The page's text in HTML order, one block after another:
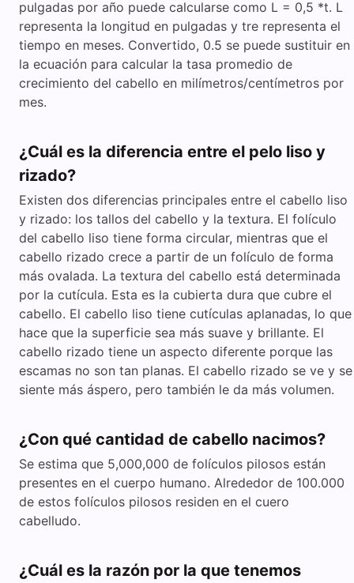
pulgadas por año puede calcularse como L = 0,5 *t. L
representa la longitud en pulgadas y tre representa el
tiempo en meses. Convertido, 0.5 se puede sustituir en
la ecuación para calcular la tasa promedio de
crecimiento del cabello en milímetros/centímetros por
mes.
¿Cuál es la diferencia entre el pelo liso y
rizado?
Existen dos diferencias principales entre el cabello liso
y rizado: los tallos del cabello y la textura. El folículo
del cabello liso tiene forma circular, mientras que el
cabello rizado crece a partir de un folículo de forma
más ovalada. La textura del cabello está determinada
por la cutícula. Esta es la cubierta dura que cubre el
cabello. El cabello liso tiene cutículas aplanadas, lo que
hace que la superficie sea más suave y brillante. El
cabello rizado tiene un aspecto diferente porque las
escamas no son tan planas. El cabello rizado se ve y se
siente más áspero, pero también le da más volumen.
¿Con qué cantidad de cabello nacimos?
Se estima que 5,000,000 de folículos pilosos están
presentes en el cuerpo humano. Alrededor de 100.000
de estos folículos pilosos residen en el cuero
cabelludo.
¿Cuál es la razón por la que tenemos